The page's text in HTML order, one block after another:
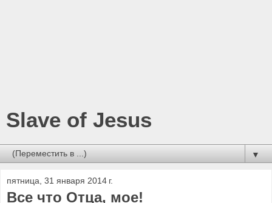
Slave of Jesus
▼
пятница, 31 января 2014 г.
Все что Отца, мое!